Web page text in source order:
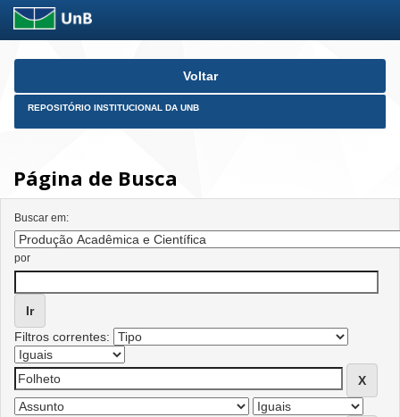
Skip
Voltar
REPOSITÓRIO INSTITUCIONAL DA UNB
Página de Busca
Buscar em:
por
Filtros correntes: